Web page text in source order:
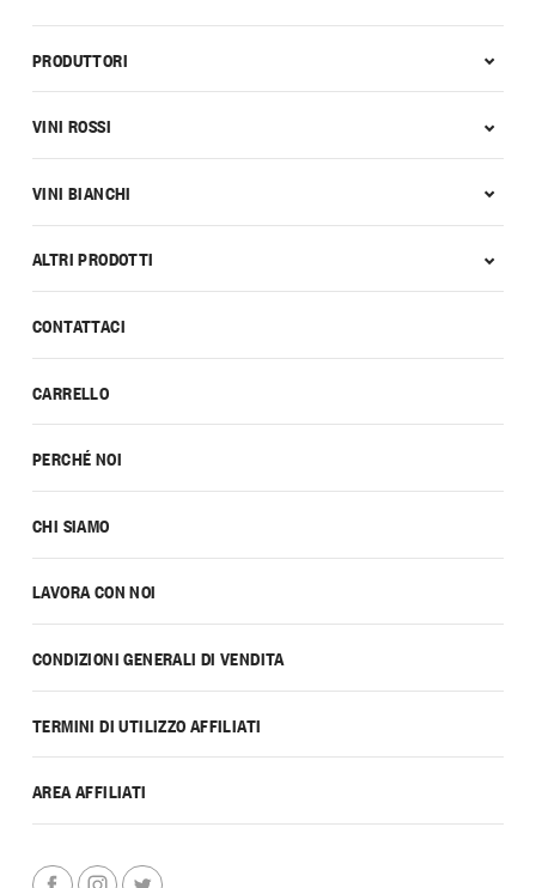
CONTATTACI
CARRELLO
PERCHÉ NOI
CHI SIAMO
LAVORA CON NOI
CONDIZIONI GENERALI DI VENDITA
TERMINI DI UTILIZZO AFFILIATI
AREA AFFILIATI
PRODUTTORI
VINI ROSSI
VINI BIANCHI
ALTRI PRODOTTI